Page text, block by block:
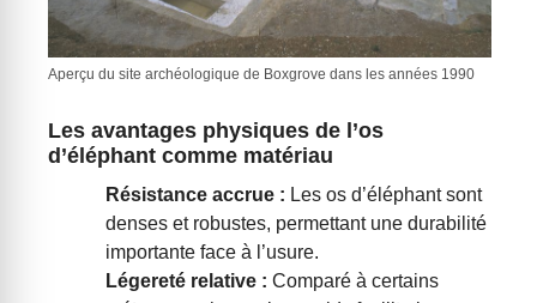
Aperçu du site archéologique de Boxgrove dans les années 1990
Les avantages physiques de l’os
d’éléphant comme matériau
Résistance accrue : Les os d’éléphant sont
denses et robustes, permettant une durabilité
importante face à l’usure.
Légereté relative : Comparé à certains